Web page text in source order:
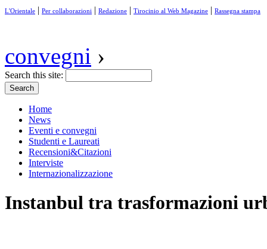
L'Orientale | Per collaborazioni | Redazione | Tirocinio al Web Magazine | Rassegna stampa
convegni ›
Search this site:
Home
News
Eventi e convegni
Studenti e Laureati
Recensioni&Citazioni
Interviste
Internazionalizzazione
Instanbul tra trasformazioni